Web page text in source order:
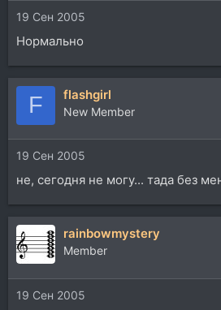
19 Сен 2005
Нормально
F flashgirl
New Member
19 Сен 2005
не, сегодня не могу... тада без
rainbowmystery
Member
19 Сен 2005